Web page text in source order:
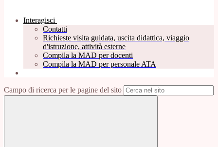
Interagisci
Contatti
Richieste visita guidata, uscita didattica, viaggio
d'istruzione, attività esterne
Compila la MAD per docenti
Compila la MAD per personale ATA
Campo di ricerca per le pagine del sito